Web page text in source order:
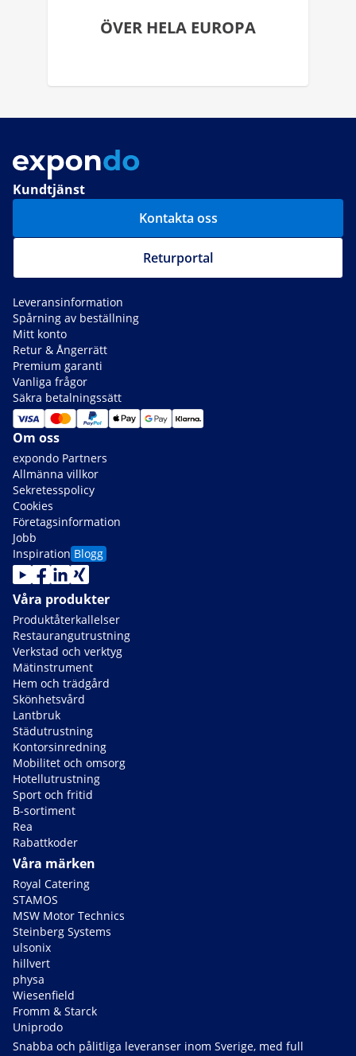
ÖVER HELA EUROPA
Kundtjänst
Kontakta oss
Returportal
Leveransinformation
Spårning av beställning
Mitt konto
Retur & Ångerrätt
Premium garanti
Vanliga frågor
Säkra betalningssätt
Om oss
expondo Partners
Allmänna villkor
Sekretesspolicy
Cookies
Företagsinformation
Jobb
Inspiration Blogg
Våra produkter
Produktåterkallelser
Restaurangutrustning
Verkstad och verktyg
Mätinstrument
Hem och trädgård
Skönhetsvård
Lantbruk
Städutrustning
Kontorsinredning
Mobilitet och omsorg
Hotellutrustning
Sport och fritid
B-sortiment
Rea
Rabattkoder
Våra märken
Royal Catering
STAMOS
MSW Motor Technics
Steinberg Systems
ulsonix
hillvert
physa
Wiesenfield
Fromm & Starck
Uniprodo
Snabba och pålitliga leveranser inom Sverige, med full